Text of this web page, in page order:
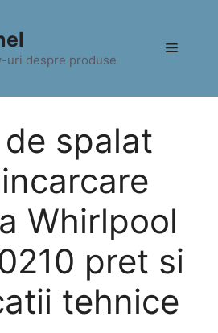
uri despre produse
Meniu
spalat
Whirlpool
pret si
tehnice